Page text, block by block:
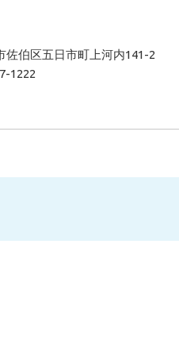
佐伯区五日市町上河内141-2
1222